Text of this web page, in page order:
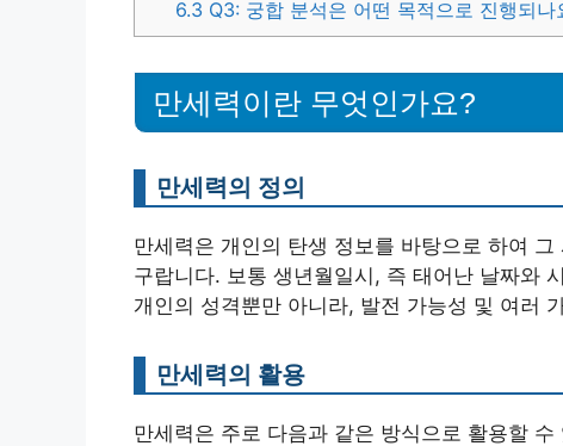
6.3 Q3: 궁합 분석은 어떤 목적으로 진행되나
만세력이란 무엇인가요?
만세력의 정의
만세력은 개인의 탄생 정보를 바탕으로 하여
구랍니다. 보통 생년월일시, 즉 태어난 날짜와
개인의 성격뿐만 아니라, 발전 가능성 및 여러
만세력의 활용
만세력은 주로 다음과 같은 방식으로 활용할 수